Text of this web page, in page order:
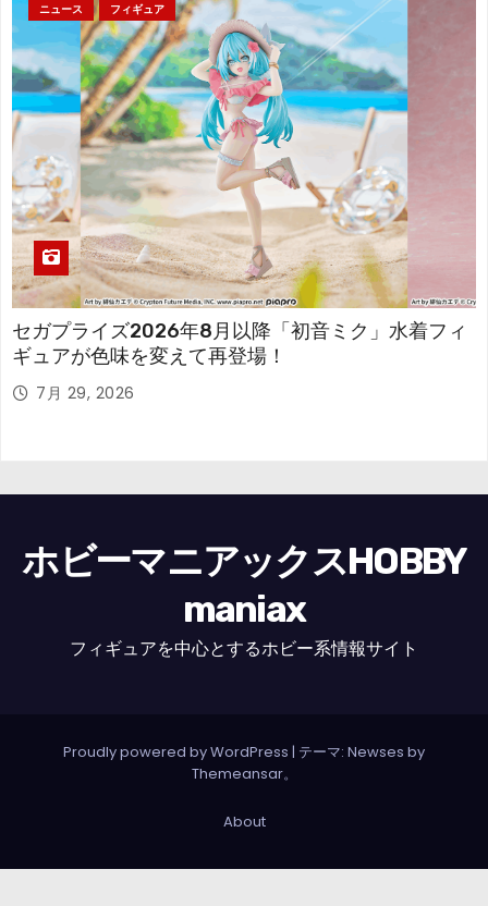
ニュース フィギュア
セガプライズ2026年8月以降「初音ミク」水着フィ
ギュアが色味を変えて再登場！
7月 29, 2026
ホビーマニアックスHOBBY
maniax
フィギュアを中心とするホビー系情報サイト
Proudly powered by WordPress | テーマ: Newses by
Themeansar。
About